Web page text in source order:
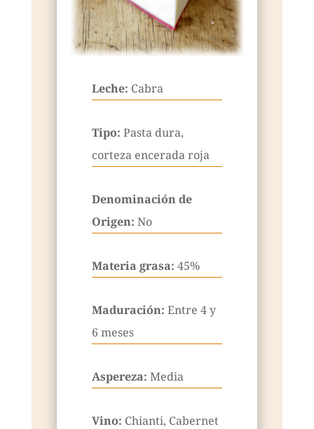
Leche: Cabra
Tipo: Pasta dura,
corteza encerada roja
Denominación de
Origen: No
Materia grasa: 45%
Maduración: Entre 4 y
6 meses
Aspereza: Media
Vino: Chianti, Cabernet